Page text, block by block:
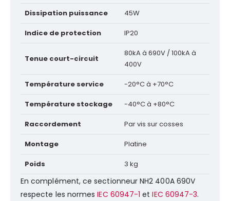
Dissipation puissance 45W
Indice de protection IP20
Tenue court-circuit
80kA à 690V / 100kA à
400V
Température service -20°C à +70°C
Température stockage -40°C à +80°C
Raccordement Par vis sur cosses
Montage Platine
Poids 3 kg
En complément, ce sectionneur NH2 400A 690V
respecte les normesIEC 60947-1 etIEC 60947-3.